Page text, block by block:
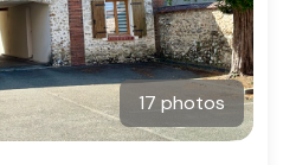
17 photos